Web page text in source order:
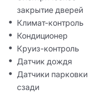
закрытие дверей
Климат-контроль
Кондиционер
Круиз-контроль
Датчик дождя
Датчики парковки
сзади